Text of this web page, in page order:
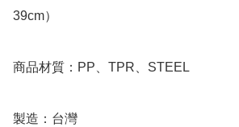
39cm）
商品材質：PP、TPR、STEEL
製造：台灣